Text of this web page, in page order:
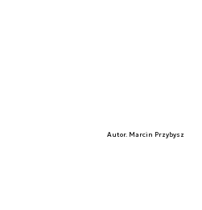
Autor. Marcin Przybysz